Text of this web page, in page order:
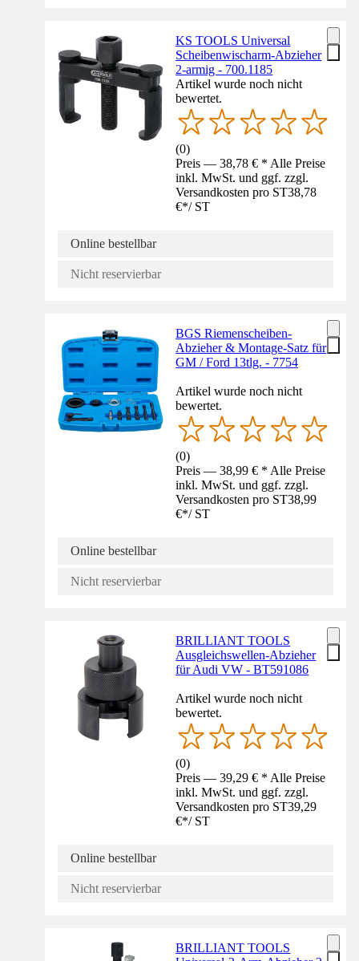
KS TOOLS Universal
Scheibenwischarm-Abzieher
2-armig - 700.1185
Artikel wurde noch nicht
bewertet.
(0)
Preis — 38,78 € * Alle Preise
inkl. MwSt. und ggf. zzgl.
Versandkosten pro ST38,78
€*/ ST
Online bestellbar
Nicht reservierbar
BGS Riemenscheiben-
Abzieher & Montage-Satz für
GM / Ford 13tlg. - 7754
Artikel wurde noch nicht
bewertet.
(0)
Preis — 38,99 € * Alle Preise
inkl. MwSt. und ggf. zzgl.
Versandkosten pro ST38,99
€*/ ST
Online bestellbar
Nicht reservierbar
BRILLIANT TOOLS
Ausgleichswellen-Abzieher
für Audi VW - BT591086
Artikel wurde noch nicht
bewertet.
(0)
Preis — 39,29 € * Alle Preise
inkl. MwSt. und ggf. zzgl.
Versandkosten pro ST39,29
€*/ ST
Online bestellbar
Nicht reservierbar
BRILLIANT TOOLS